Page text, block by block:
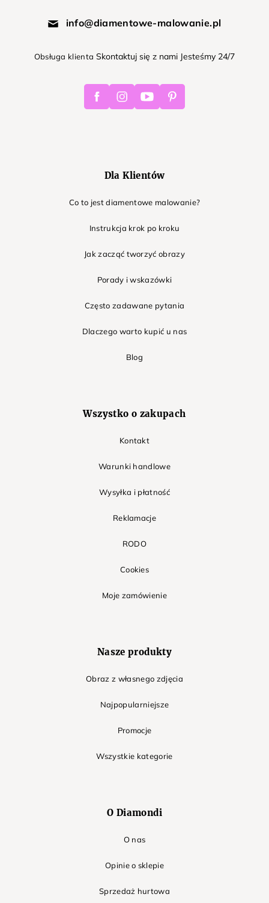
info@diamentowe-malowanie.pl
Obsługa klienta Skontaktuj się z nami Jesteśmy 24/7
FacebookInstagramYoutube Pinterest
Dla Klientów
Co to jest diamentowe malowanie?
Instrukcja krok po kroku
Jak zacząć tworzyć obrazy
Porady i wskazówki
Często zadawane pytania
Dlaczego warto kupić u nas
Blog
Wszystko o zakupach
Kontakt
Warunki handlowe
Wysyłka i płatność
Reklamacje
RODO
Cookies
Moje zamówienie
Nasze produkty
Obraz z własnego zdjęcia
Najpopularniejsze
Promocje
Wszystkie kategorie
O Diamondi
O nas
Opinie o sklepie
Sprzedaż hurtowa